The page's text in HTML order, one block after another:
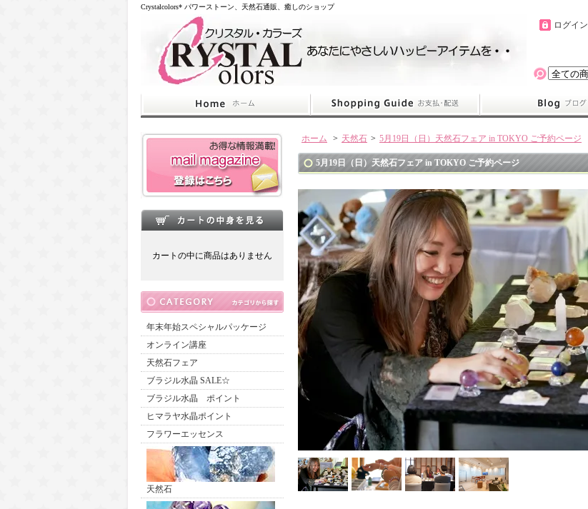
Crystalcolors* パワーストーン、天然石通販、癒しのショップ
ログイン
カートの中に商品はありません
年末年始スペシャルパッケージ
オンライン講座
天然石フェア
ブラジル水晶 SALE☆
ブラジル水晶 ポイント
ヒマラヤ水晶ポイント
フラワーエッセンス
天然石
ホーム > 天然石 > 5月19日（日）天然石フェア in TOKYO ご予約ページ
5月19日（日）天然石フェア in TOKYO ご予約ページ